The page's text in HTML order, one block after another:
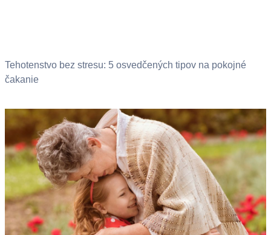
Tehotenstvo bez stresu: 5 osvedčených tipov na pokojné
čakanie